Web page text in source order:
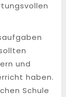
und
haben.
Schule